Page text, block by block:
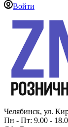
Войти
Челябинск, ул.
Пн - Пт: 9.00 -